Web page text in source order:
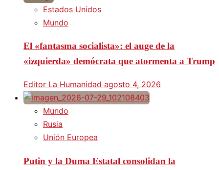
Estados Unidos
Mundo
El «fantasma socialista»: el auge de la
«izquierda» demócrata que atormenta a Trump
Editor La Humanidad agosto 4, 2026
Mundo
Rusia
Unión Europea
Putin y la Duma Estatal consolidan la